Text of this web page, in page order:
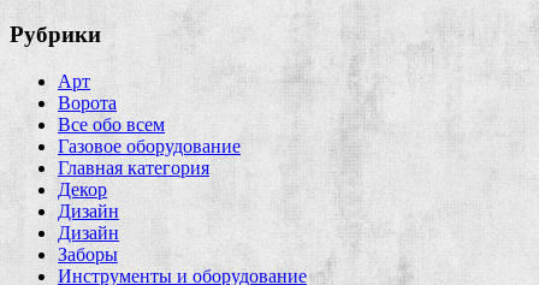
Рубрики
Арт
Ворота
Все обо всем
Газовое оборудование
Главная категория
Декор
Дизайн
Дизайн
Заборы
Инструменты и оборудование